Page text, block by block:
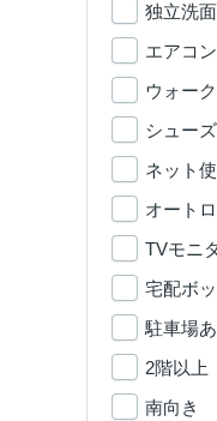
独立洗
エアコン
ウォー
シュー
ネット
オート
TVモニ
宅配ボ
駐車場
2階以上
南向き